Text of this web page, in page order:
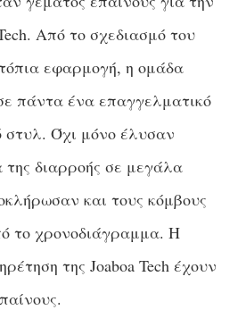
Από το σχεδιασμό του
εφαρμογή, η ομάδα
πάντα ένα επαγγελματικό
στυλ. Όχι μόνο έλυσαν
διαρροής σε μεγάλα
και τους κόμβους
το χρονοδιάγραμμα. Η
της Joaboa Tech έχουν